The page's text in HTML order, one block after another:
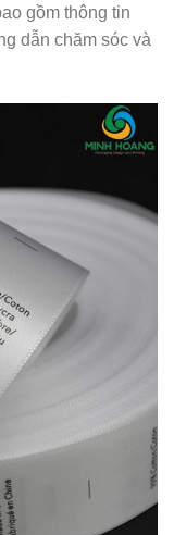
gồm thông tin
dẫn chăm sóc và